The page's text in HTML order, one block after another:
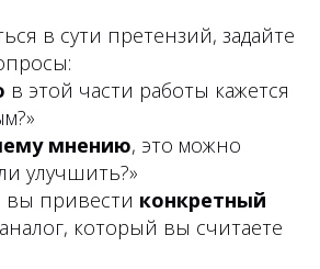
в сути претензий, задайте
в этой части работы кажется
мнению, это можно
улучшить?»
вы привести конкретный
который вы считаете